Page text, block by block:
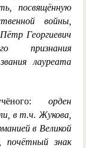
посвящённую
войны,
Георгиевич
признания
лауреата
орден
в т.ч. Жукова,
в Великой
почётный знак